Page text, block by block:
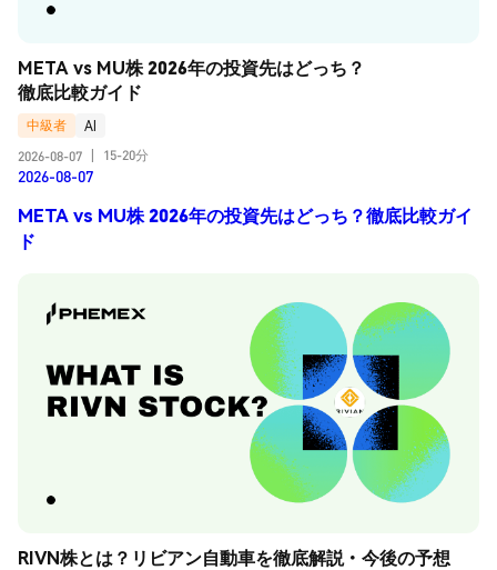
META vs MU株 2026年の投資先はどっち？
徹底比較ガイド
中級者
AI
2026-08-07
15-20分
2026-08-07
META vs MU株 2026年の投資先はどっち？徹底比較ガイ
ド
RIVN株とは？リビアン自動車を徹底解説・今後の予想